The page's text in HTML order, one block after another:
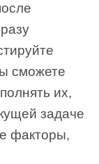
сможете
их,
задаче
факторы,